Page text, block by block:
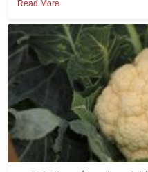
Read More